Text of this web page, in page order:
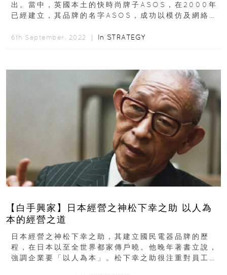
出。當中，英國本土的快時尚牌子ASOS，在2000年
已經建立，其品牌的名字ASOS，成功以模仿及網絡營
6th September, 2022 ｜ In STRATEGY
【白手興家】日本經營之神松下幸之助 以人為
本的經營之道
日本經營之神松下幸之助，其建立國民電器品牌的歷
程，在日本以至全世界都家傳戶曉。他晚年著書立說，
強調企業要「以人為本」。松下幸之助很注重對員工的